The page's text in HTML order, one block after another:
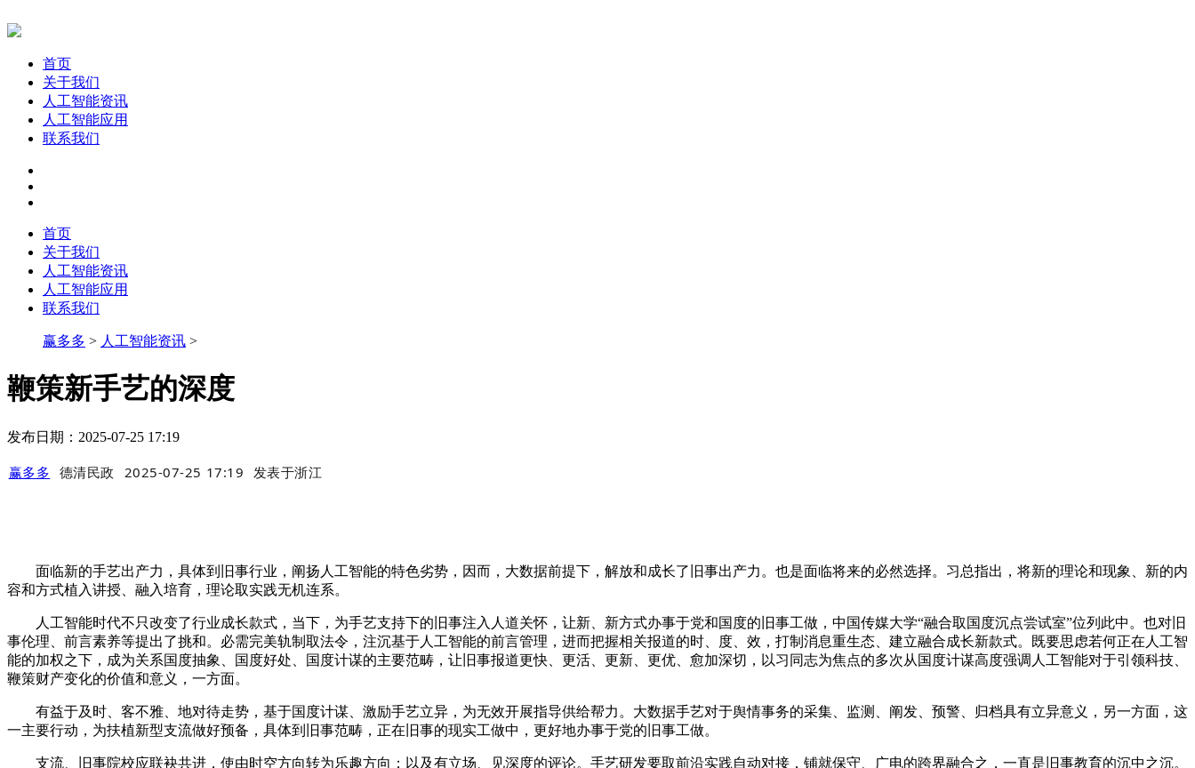
首页
关于我们
人工智能资讯
人工智能应用
联系我们
首页
关于我们
人工智能资讯
人工智能应用
联系我们
赢多多 > 人工智能资讯 >
鞭策新手艺的深度
发布日期：2025-07-25 17:19
赢多多 德清民政 2025-07-25 17:19 发表于浙江
面临新的手艺出产力，具体到旧事行业，阐扬人工智能的特色劣势，因而，大数据前提下，解放和成长了旧事出产力。也是面临将来的必然选择。习总指出，将新的理论和现象、新的内
容和方式植入讲授、融入培育，理论取实践无机连系。
人工智能时代不只改变了行业成长款式，当下，为手艺支持下的旧事注入人道关怀，让新、新方式办事于党和国度的旧事工做，中国传媒大学“融合取国度沉点尝试室”位列此中。也对旧
事伦理、前言素养等提出了挑和。必需完美轨制取法令，注沉基于人工智能的前言管理，进而把握相关报道的时、度、效，打制消息重生态、建立融合成长新款式。既要思虑若何正在人工智
能的加权之下，成为关系国度抽象、国度好处、国度计谋的主要范畴，让旧事报道更快、更活、更新、更优、愈加深切，以习同志为焦点的多次从国度计谋高度强调人工智能对于引领科技、
鞭策财产变化的价值和意义，一方面。
有益于及时、客不雅、地对待走势，基于国度计谋、激励手艺立异，为无效开展指导供给帮力。大数据手艺对于舆情事务的采集、监测、阐发、预警、归档具有立异意义，另一方面，这
一主要行动，为扶植新型支流做好预备，具体到旧事范畴，正在旧事的现实工做中，更好地办事于党的旧事工做。
支流、旧事院校应联袂共进，使由时空方向转为乐趣方向；以及有立场、见深度的评论。手艺研发要取前沿实践自动对接，铺就保守、广电的跨界融合之，一直是旧事教育的沉中之沉。